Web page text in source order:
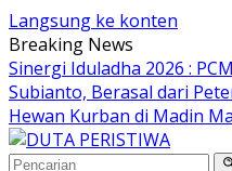
Langsung ke konten
Breaking News
Sinergi Iduladha 2026 :
Subianto, Berasal dari
Hewan Kurban di Madin